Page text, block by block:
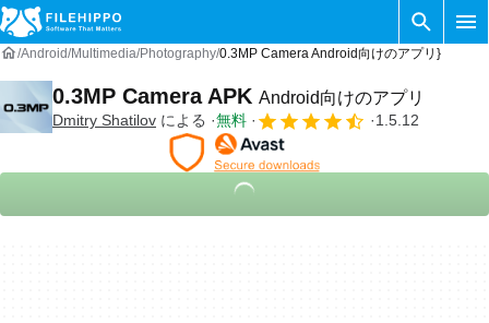
Android Multimedia Photography 0.3MP Camera Android向けのアプリ}
0.3MP Camera APK Android向けのアプリ
Dmitry Shatilov による 無料 1.5.12